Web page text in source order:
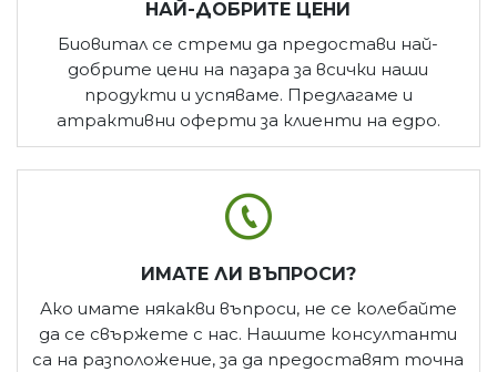
НАЙ-ДОБРИТЕ ЦЕНИ
Биовитал се стреми да предостави най-
добрите цени на пазара за всички наши
продукти и успяваме. Предлагаме и
атрактивни оферти за клиенти на едро.
ИМАТЕ ЛИ ВЪПРОСИ?
Ако имате някакви въпроси, не се колебайте
да се свържете с нас. Нашите консултанти
са на разположение, за да предоставят точна